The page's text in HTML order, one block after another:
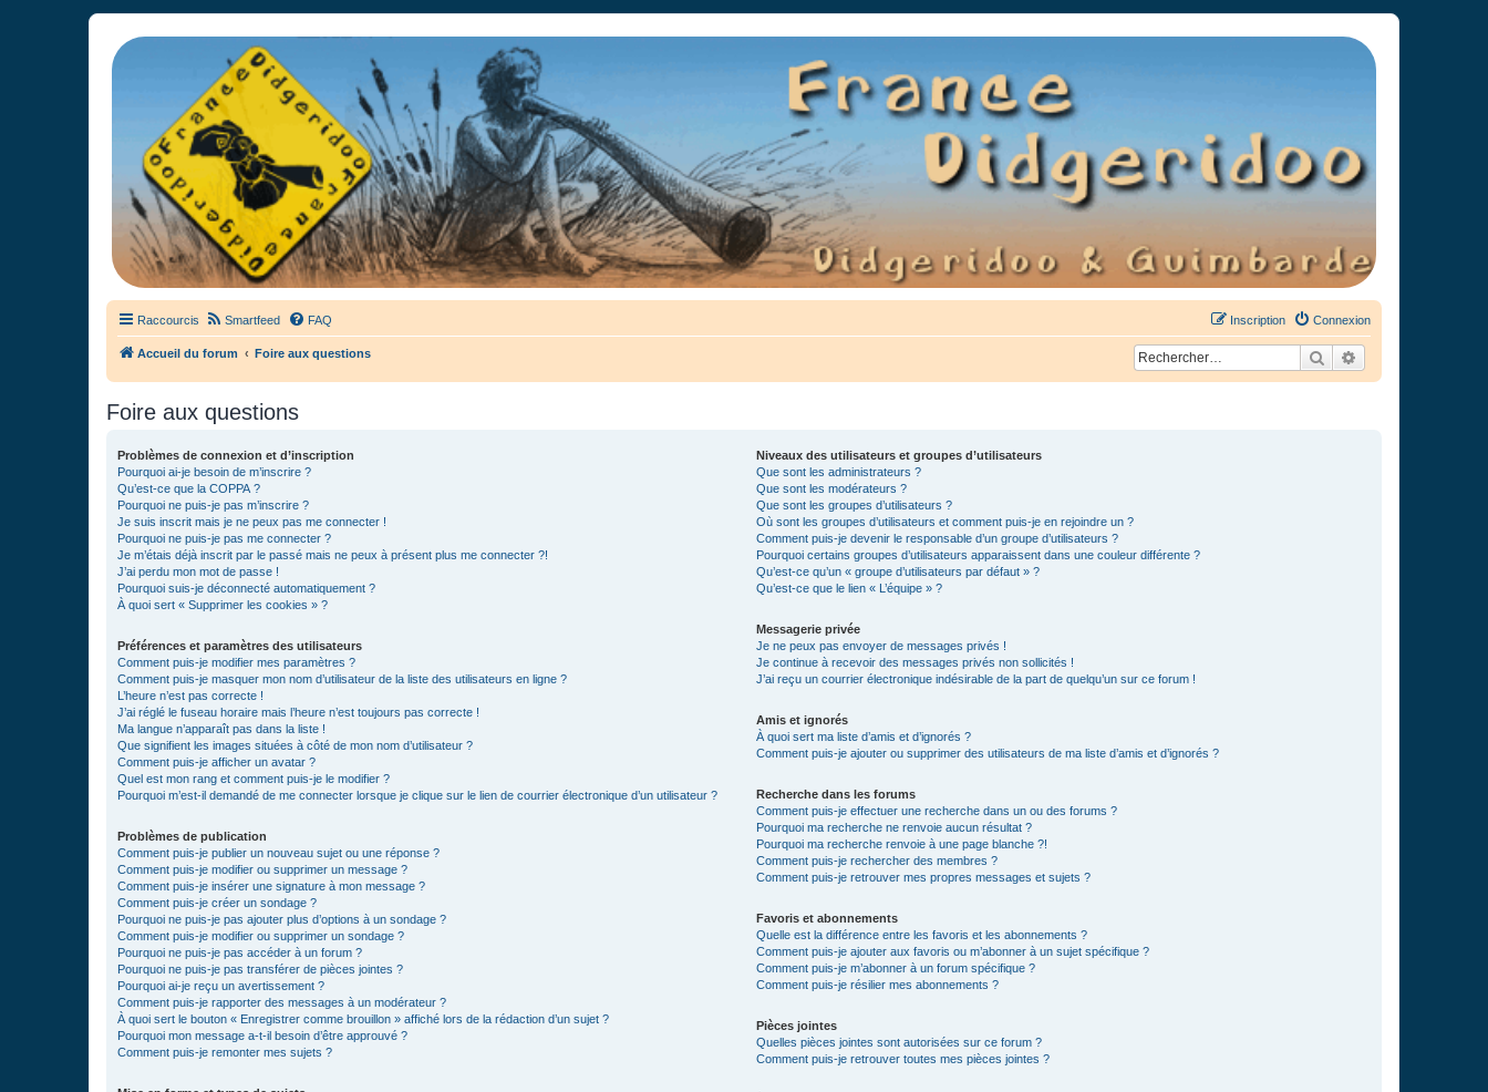
France Didgeridoo
Didgeridoo et Guimbarde sur France Didgeridoo - retrouvez la communauté.
Raccourcis Smartfeed FAQ Connexion
Inscription
Accueil du forum Foire aux questions Rechercher
Foire aux questions
Problèmes de connexion et d’inscription
Pourquoi ai-je besoin de m’inscrire ?
Qu’est-ce que la COPPA ?
Pourquoi ne puis-je pas m’inscrire ?
Je suis inscrit mais je ne peux pas me connecter !
Pourquoi ne puis-je pas me connecter ?
Je m’étais déjà inscrit par le passé mais ne peux à présent plus me connecter ?!
J’ai perdu mon mot de passe !
Pourquoi suis-je déconnecté automatiquement ?
À quoi sert « Supprimer les cookies » ?
Préférences et paramètres des utilisateurs
Comment puis-je modifier mes paramètres ?
Comment puis-je masquer mon nom d’utilisateur de la liste des utilisateurs en ligne ?
L’heure n’est pas correcte !
J’ai réglé le fuseau horaire mais l’heure n’est toujours pas correcte !
Ma langue n’apparaît pas dans la liste !
Que signifient les images situées à côté de mon nom d’utilisateur ?
Comment puis-je afficher un avatar ?
Quel est mon rang et comment puis-je le modifier ?
Pourquoi m’est-il demandé de me connecter lorsque je clique sur le lien de courrier électronique d’un utilisateur ?
Problèmes de publication
Comment puis-je publier un nouveau sujet ou une réponse ?
Comment puis-je modifier ou supprimer un message ?
Comment puis-je insérer une signature à mon message ?
Comment puis-je créer un sondage ?
Pourquoi ne puis-je pas ajouter plus d’options à un sondage ?
Comment puis-je modifier ou supprimer un sondage ?
Pourquoi ne puis-je pas accéder à un forum ?
Pourquoi ne puis-je pas transférer de pièces jointes ?
Pourquoi ai-je reçu un avertissement ?
Comment puis-je rapporter des messages à un modérateur ?
À quoi sert le bouton « Enregistrer comme brouillon » affiché lors de la rédaction d’un sujet ?
Pourquoi mon message a-t-il besoin d’être approuvé ?
Comment puis-je remonter mes sujets ?
Niveaux des utilisateurs et groupes d’utilisateurs
Que sont les administrateurs ?
Que sont les modérateurs ?
Que sont les groupes d’utilisateurs ?
Où sont les groupes d’utilisateurs et comment puis-je en rejoindre un ?
Comment puis-je devenir le responsable d’un groupe d’utilisateurs ?
Pourquoi certains groupes d’utilisateurs apparaissent dans une couleur différente ?
Qu’est-ce qu’un « groupe d’utilisateurs par défaut » ?
Qu’est-ce que le lien « L’équipe » ?
Messagerie privée
Je ne peux pas envoyer de messages privés !
Je continue à recevoir des messages privés non sollicités !
J’ai reçu un courrier électronique indésirable de la part de quelqu’un sur ce forum !
Amis et ignorés
À quoi sert ma liste d’amis et d’ignorés ?
Comment puis-je ajouter ou supprimer des utilisateurs de ma liste d’amis et d’ignorés ?
Recherche dans les forums
Comment puis-je effectuer une recherche dans un ou des forums ?
Pourquoi ma recherche ne renvoie aucun résultat ?
Pourquoi ma recherche renvoie à une page blanche ?!
Comment puis-je rechercher des membres ?
Comment puis-je retrouver mes propres messages et sujets ?
Favoris et abonnements
Quelle est la différence entre les favoris et les abonnements ?
Comment puis-je ajouter aux favoris ou m’abonner à un sujet spécifique ?
Comment puis-je m’abonner à un forum spécifique ?
Comment puis-je résilier mes abonnements ?
Pièces jointes
Quelles pièces jointes sont autorisées sur ce forum ?
Comment puis-je retrouver toutes mes pièces jointes ?